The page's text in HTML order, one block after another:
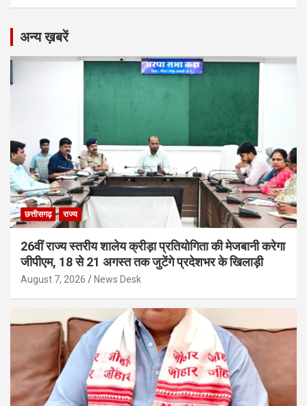
अन्य ख़बरें
छत्तीसगढ़ राज्य
26वीं राज्य स्तरीय शालेय क्रीड़ा प्रतियोगिता की मेजबानी करेगा
जीपीएम, 18 से 21 अगस्त तक जुटेंगे प्रदेशभर के खिलाड़ी
August 7, 2026 News Desk